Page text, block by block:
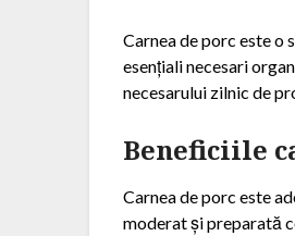
Carnea de porc este o
esențiali necesari
necesarului zilnic de
Beneficiile
Carnea de porc este
moderat și preparată